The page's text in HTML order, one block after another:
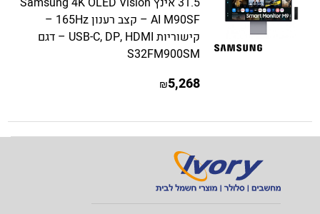
AI M90SF – קצב רענון 165Hz –
קישוריות USB-C, DP, HDMI – דגם
S32FM900SM
5,268
₪